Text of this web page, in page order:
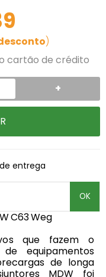
)
cartão de crédito
+
entrega
OK
C63 Weg
que fazem o
equipamentos
de longa
MDW foi